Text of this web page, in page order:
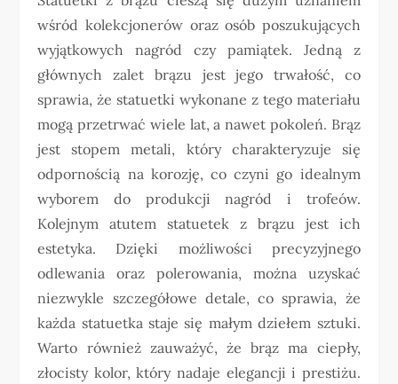
wśród kolekcjonerów oraz osób poszukujących
wyjątkowych nagród czy pamiątek. Jedną z
głównych zalet brązu jest jego trwałość, co
sprawia, że statuetki wykonane z tego materiału
mogą przetrwać wiele lat, a nawet pokoleń. Brąz
jest stopem metali, który charakteryzuje się
odpornością na korozję, co czyni go idealnym
wyborem do produkcji nagród i trofeów.
Kolejnym atutem statuetek z brązu jest ich
estetyka. Dzięki możliwości precyzyjnego
odlewania oraz polerowania, można uzyskać
niezwykle szczegółowe detale, co sprawia, że
każda statuetka staje się małym dziełem sztuki.
Warto również zauważyć, że brąz ma ciepły,
złocisty kolor, który nadaje elegancji i prestiżu.